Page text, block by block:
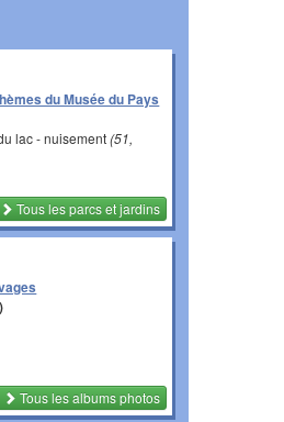
du Musée du Pays
lac - nuisement(51,
Tous les parcs et jardins
Tous les albums photos